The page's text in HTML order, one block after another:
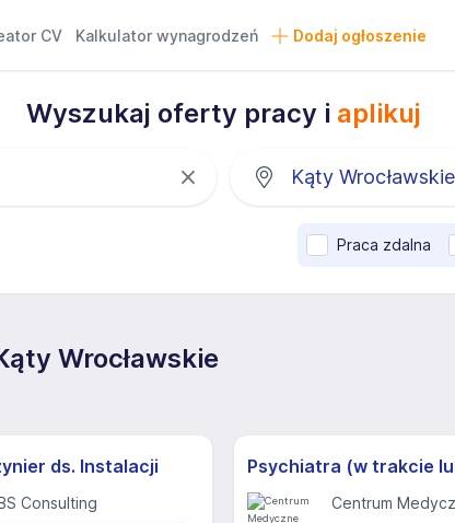
CV Kalkulator wynagrodzeń Dodaj ogłoszenie
Wyszukaj oferty pracy i aplikuj
Praca zdalna
Wrocławskie
ds. Instalacji
Consulting